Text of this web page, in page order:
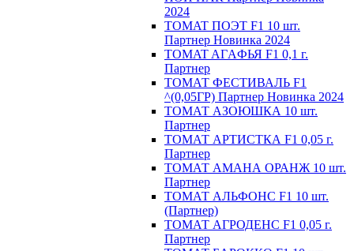
2024
TOMAT ПOЭT F1 10 шт.
Пapтнeр Новинка 2024
TOMAT AГAФЬЯ F1 0,1 г.
Пapтнep
ТОМАТ ФЕСТИВАЛЬ F1
^(0,05ГР) Партнер Новинка 2024
ТОМАТ АЗОЮШКА 10 шт.
Партнер
ТОМАТ АРТИСТКА F1 0,05 г.
Партнер
ТОМАТ АМАНА ОРАНЖ 10 шт.
Партнер
ТОМАТ АЛЬФОНС F1 10 шт.
(Партнер)
ТОМАТ АГРОДЕНС F1 0,05 г.
Партнер